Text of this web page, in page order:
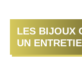
LES BIJOUX
UN